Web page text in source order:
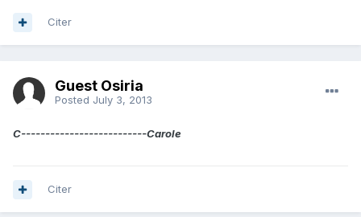
Citer
Guest Osiria
Posted July 3, 2013
C--------------------------Carole
Citer